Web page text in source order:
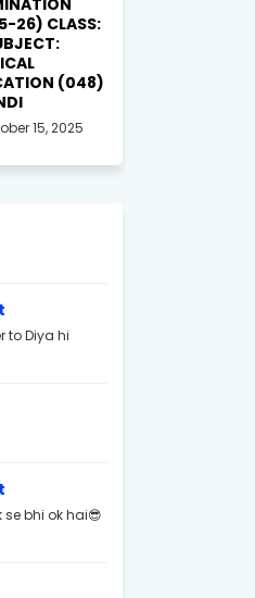
26) CLASS:
(048)
15, 2025
to Diya hi
se bhi ok hai😎